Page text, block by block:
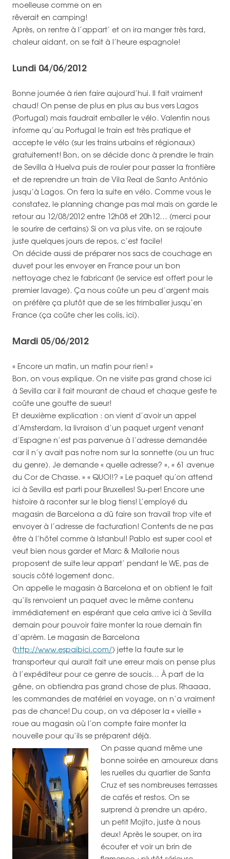
moelleuse comme on en
rêverait en camping!
Après, on rentre à l’appart’ et on ira manger très tard,
chaleur aidant, on se fait à l’heure espagnole!
Lundi 04/06/2012
Bonne journée à rien faire aujourd’hui. Il fait vraiment
chaud! On pense de plus en plus au bus vers Lagos
(Portugal) mais faudrait emballer le vélo. Valentin nous
informe qu’au Portugal le train est très pratique et
accepte le vélo (sur les trains urbains et régionaux)
gratuitement! Bon, on se décide donc à prendre le train
de Sevilla à Huelva puis de rouler pour passer la frontière
et de reprendre un train de Vila Real de Santo António
jusqu’à Lagos. On fera la suite en vélo. Comme vous le
constatez, le planning change pas mal mais on garde le
retour au 12/08/2012 entre 12h08 et 20h12… (merci pour
le sourire de certains) Si on va plus vite, on se rajoute
juste quelques jours de repos, c’est facile!
On décide aussi de préparer nos sacs de couchage en
duvet pour les envoyer en France pour un bon
nettoyage chez le fabricant (le service est offert pour le
premier lavage). Ça nous coûte un peu d’argent mais
on préfère ça plutôt que de se les trimballer jusqu’en
France (ça coûte cher les colis, ici).
Mardi 05/06/2012
« Encore un matin, un matin pour rien! »
Bon, on vous explique. On ne visite pas grand chose ici
à Sevilla car il fait mourant de chaud et chaque geste te
coûte une goutte de sueur!
Et deuxième explication : on vient d’avoir un appel
d’Amsterdam, la livraison d’un paquet urgent venant
d’Espagne n’est pas parvenue à l’adresse demandée
car il n’y avait pas notre nom sur la sonnette (ou un truc
du genre). Je demande « quelle adresse? », « 61 avenue
du Cor de Chasse. » « QUOI!? » Le paquet qu’on attend
ici à Sevilla est parti pour Bruxelles! Su-per! Encore une
histoire à raconter sur le blog tiens! L’employé du
magasin de Barcelona a dû faire son travail trop vite et
envoyer à l’adresse de facturation! Contents de ne pas
être à l’hôtel comme à Istanbul! Pablo est super cool et
veut bien nous garder et Marc & Mallorie nous
proposent de suite leur appart’ pendant le WE, pas de
soucis côté logement donc.
On appelle le magasin à Barcelona et on obtient le fait
qu’ils renvoient un paquet avec le même contenu
immédiatement en espérant que cela arrive ici à Sevilla
demain pour pouvoir faire monter la roue demain fin
d’aprèm. Le magasin de Barcelona
(http://www.espaibici.com/) jette la faute sur le
transporteur qui aurait fait une erreur mais on pense plus
à l’expéditeur pour ce genre de soucis… À part de la
gêne, on obtiendra pas grand chose de plus. Rhaaaa,
les commandes de matériel en voyage, on n’a vraiment
pas de chance! Du coup, on va déposer la « vieille »
roue au magasin où l’on compte faire monter la
nouvelle pour qu’ils se préparent déjà.
On passe quand même une
bonne soirée en amoureux dans
les ruelles du quartier de Santa
Cruz et ses nombreuses terrasses
de cafés et restos. On se
surprend à prendre un apéro,
un petit Mojito, juste à nous
deux! Après le souper, on ira
écouter et voir un brin de